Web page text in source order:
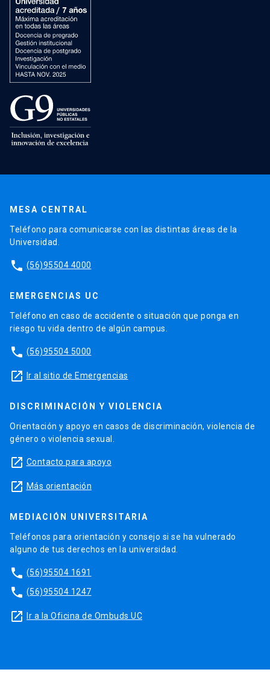
MESA CENTRAL
Teléfono para comunicarse con las distintas áreas de la
Universidad.
phone (56)95504 4000
EMERGENCIAS UC
Teléfono en caso de accidente o situación que ponga en
riesgo tu vida dentro de algún campus.
phone (56)95504 5000
launch Ir al sitio de Emergencias
DISCRIMINACIÓN Y VIOLENCIA
Orientación y apoyo en casos de discriminación, violencia de
género o violencia sexual.
launch Contacto para apoyo
launch Más orientación
MEDIACIÓN UNIVERSITARIA
Teléfonos para orientación y consejo si se ha vulnerado
alguno de tus derechos en la universidad.
phone (56)95504 1691
phone (56)95504 1247
launch Ir a la Oficina de Ombuds UC